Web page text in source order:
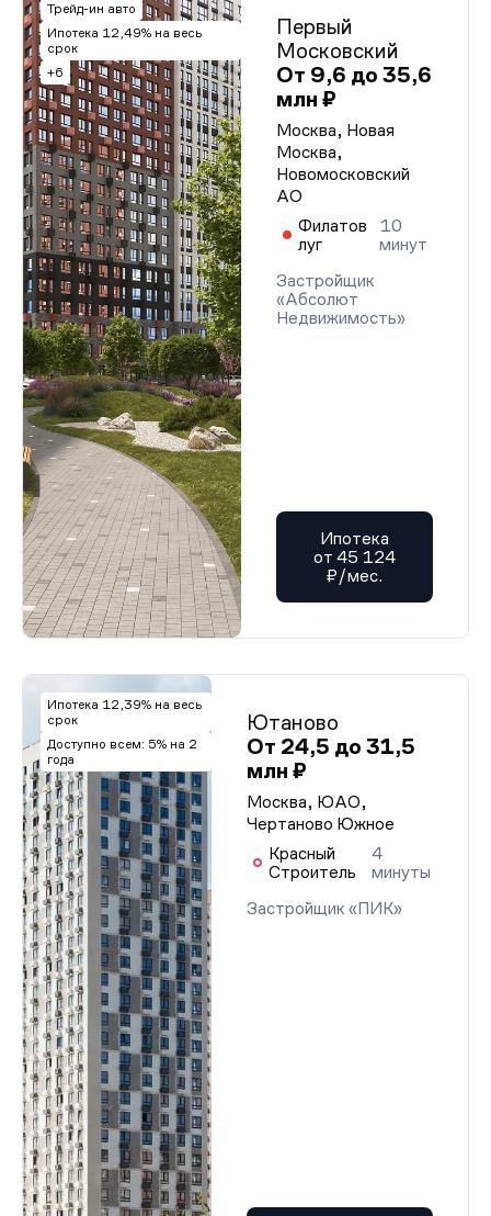
Трейд-ин авто
Ипотека 12,49% на весь
срок
+6
Первый
Московский
От 9,6 до 35,6
млн ₽
Москва, Новая
Москва,
Новомосковский
АО
Филатов
луг
10
минут
Застройщик
«Абсолют
Недвижимость»
Ипотека
от 45 124
₽/мес.
Ипотека 12,39% на весь
срок
Доступно всем: 5% на 2
года
Ютаново
От 24,5 до 31,5
млн ₽
Москва, ЮАО,
Чертаново Южное
Красный
Строитель
4
минуты
Застройщик «ПИК»